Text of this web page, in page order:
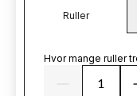
Ruller
Hvor mange ruller